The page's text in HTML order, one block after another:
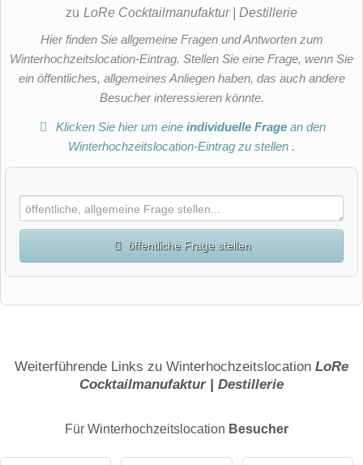
zu LoRe Cocktailmanufaktur | Destillerie
Hier finden Sie allgemeine Fragen und Antworten zum
Winterhochzeitslocation-Eintrag. Stellen Sie eine Frage, wenn Sie
ein öffentliches, allgemeines Anliegen haben, das auch andere
Besucher interessieren könnte.
Klicken Sie hier um eineindividuelle Frage an den
Winterhochzeitslocation-Eintrag zu stellen .
öffentliche Frage stellen
E-Mail-Adresse (wird nicht veröffentlicht)
Weiterführende Links zu Winterhochzeitslocation LoRe
Cocktailmanufaktur | Destillerie
Für Winterhochzeitslocation Besucher